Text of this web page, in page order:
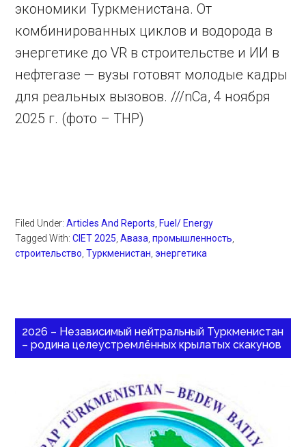
экономики Туркменистана. От
комбинированных циклов и водорода в
энергетике до VR в строительстве и ИИ в
нефтегазе — вузы готовят молодые кадры
для реальных вызовов. ///nCa, 4 ноября
2025 г. (фото – THP)
Filed Under:Articles And Reports Fuel/ Energy
Tagged With:CIET 2025 ,Аваза ,промышленность
строительство ,Туркменистан ,энергетика
2026 – Независимый нейтральный Туркменистан
– родина целеустремлённых крылатых скакунов